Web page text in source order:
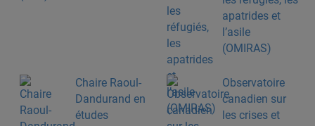
apatrides et
l’asile
(OMIRAS)
Chaire Raoul-
Dandurand en
études
Observatoire
canadien sur
les crises et